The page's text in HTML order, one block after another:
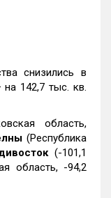
снизились в
142,7 тыс. кв.
область,
(Республика
(-101,1
область, -94,2